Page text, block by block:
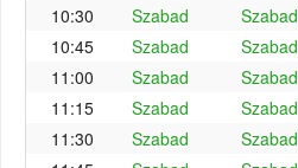
10:30
Szabad Szabad
10:45
Szabad Szabad
11:00
Szabad Szabad
11:15
Szabad Szabad
11:30
Szabad Szabad